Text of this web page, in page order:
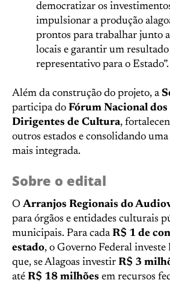
democratizar os
impulsionar a produção
prontos para trabalhar junto
locais e garantir um resultado
representativo para o Estado”.
Além da construção do projeto, a
participa do Fórum Nacional dos
Dirigentes de Cultura,
outros estados e consolidando
mais integrada.
Sobre o edital
O Arranjos Regionais do
para órgãos e entidades culturais
municipais. Para cadaR$ 1 de
estado, o Governo Federal investe
que, se Alagoas investir R$ 3
até R$ 18 milhões em recursos